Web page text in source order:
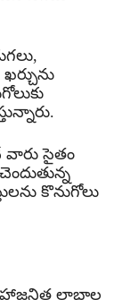
వారు సైతం
కొనుగోలు
ఊహాజనిత లాభాల